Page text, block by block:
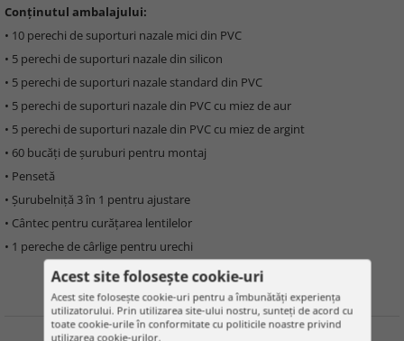
Conținutul ambalajului:
• 10 perechi de suporturi nazale mici din PVC
• 5 perechi de suporturi nazale din silicon
• 5 perechi de suporturi nazale standard din PVC
• 5 perechi de suporturi nazale din PVC cu miez de aur
• 5 perechi de suporturi nazale din PVC cu miez de argint
• 60 bucăți de șuruburi pentru montaj
• Pensetă
• Șurubelniță 3 în 1 pentru ajustare
• Cântec pentru curățarea lentilelor
• 1 pereche de cârlige pentru urechi
Acest site folosește cookie-uri
Acest site folosește cookie-uri pentru a îmbunătăți experiența
utilizatorului. Prin utilizarea site-ului nostru, sunteți de acord cu
toate cookie-urile în conformitate cu politicile noastre privind
utilizarea cookie-urilor.